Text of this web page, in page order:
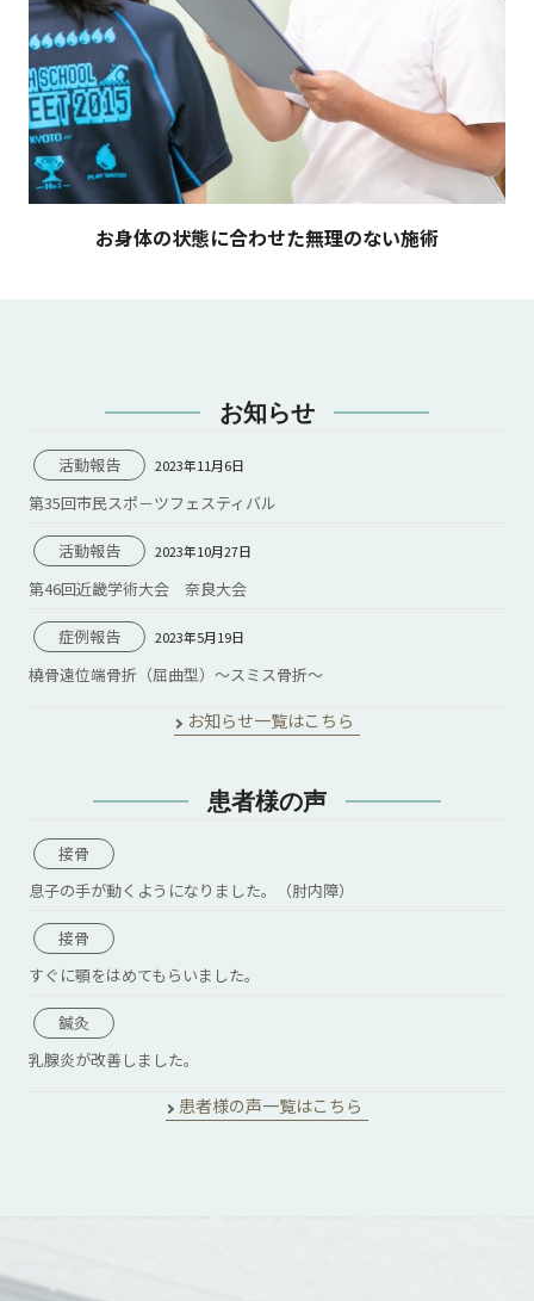
お身体の状態に合わせた無理のない施術
お知らせ
活動報告 2023年11月6日
第35回市民スポ－ツフェスティバル
活動報告 2023年10月27日
第46回近畿学術大会 奈良大会
症例報告 2023年5月19日
橈骨遠位端骨折（屈曲型）～スミス骨折～
お知らせ一覧はこちら
患者様の声
接骨
息子の手が動くようになりました。（肘内障）
接骨
すぐに顎をはめてもらいました。
鍼灸
乳腺炎が改善しました。
患者様の声一覧はこちら